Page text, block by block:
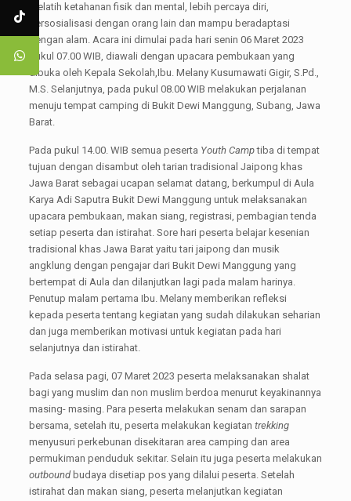
melatih ketahanan fisik dan mental, lebih percaya diri,
bersosialisasi dengan orang lain dan mampu beradaptasi
dengan alam. Acara ini dimulai pada hari senin 06 Maret 2023
pukul 07.00 WIB, diawali dengan upacara pembukaan yang
dibuka oleh Kepala Sekolah,Ibu. Melany Kusumawati Gigir, S.Pd.,
M.S. Selanjutnya, pada pukul 08.00 WIB melakukan perjalanan
menuju tempat camping di Bukit Dewi Manggung, Subang, Jawa
Barat.
Pada pukul 14.00. WIB semua peserta Youth Camptiba di tempat
tujuan dengan disambut oleh tarian tradisional Jaipong khas
Jawa Barat sebagai ucapan selamat datang, berkumpul di Aula
Karya Adi Saputra Bukit Dewi Manggung untuk melaksanakan
upacara pembukaan, makan siang, registrasi, pembagian tenda
setiap peserta dan istirahat. Sore hari peserta belajar kesenian
tradisional khas Jawa Barat yaitu tari jaipong dan musik
angklung dengan pengajar dari Bukit Dewi Manggung yang
bertempat di Aula dan dilanjutkan lagi pada malam harinya.
Penutup malam pertama Ibu. Melany memberikan refleksi
kepada peserta tentang kegiatan yang sudah dilakukan seharian
dan juga memberikan motivasi untuk kegiatan pada hari
selanjutnya dan istirahat.
Pada selasa pagi, 07 Maret 2023 peserta melaksanakan shalat
bagi yang muslim dan non muslim berdoa menurut keyakinannya
masing- masing. Para peserta melakukan senam dan sarapan
bersama, setelah itu, peserta melakukan kegiatan trekking
menyusuri perkebunan disekitaran area camping dan area
permukiman penduduk sekitar. Selain itu juga peserta melakukan
outboundbudaya disetiap pos yang dilalui peserta. Setelah
istirahat dan makan siang, peserta melanjutkan kegiatan